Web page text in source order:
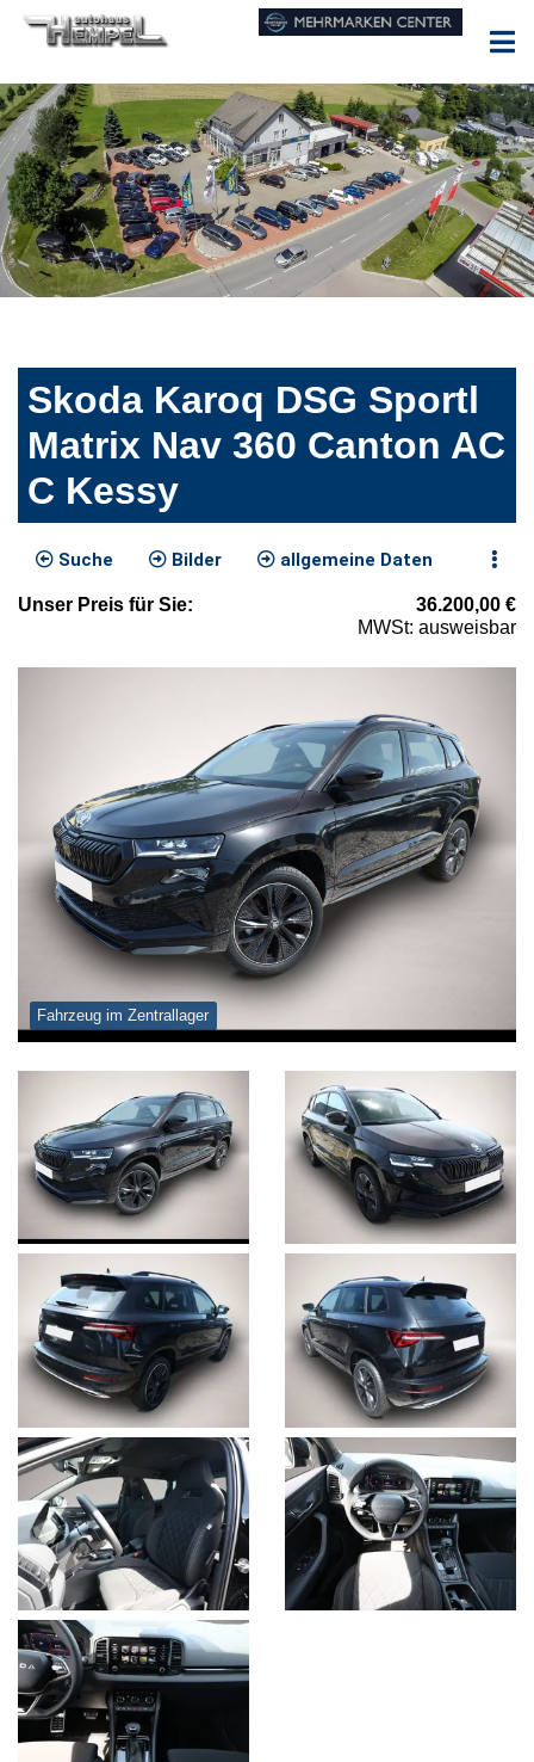
Skoda Karoq DSG Sportl
Matrix Nav 360 Canton AC
C Kessy
Suche Bilder allgemeine Daten
Unser Preis für Sie: 36.200,00 €
MWSt: ausweisbar
Fahrzeug im Zentrallager